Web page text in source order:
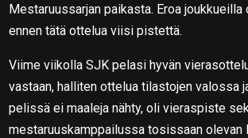
Mestaruussarjan paikasta. Eroa joukkueilla
ennen tätä ottelua viisi pistettä.
Viime viikolla SJK pelasi hyvän
vastaan, halliten ottelua tilastojen valossa
pelissä ei maaleja nähty, oli vieraspiste
mestaruuskamppailussa tosissaan olevan